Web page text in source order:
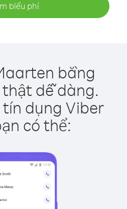
biểu phí
bằng
dễ dàng.
tín dụng Viber
có thể: